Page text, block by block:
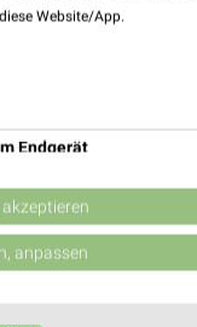
Website/App.
Endgerät
akzeptieren
anpassen